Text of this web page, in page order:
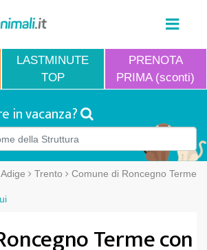
LASTMINUTE
TOP
PRENOTA
PRIMA (sconti)
in vacanza?
Trento Comune di Roncegno Terme
Terme con